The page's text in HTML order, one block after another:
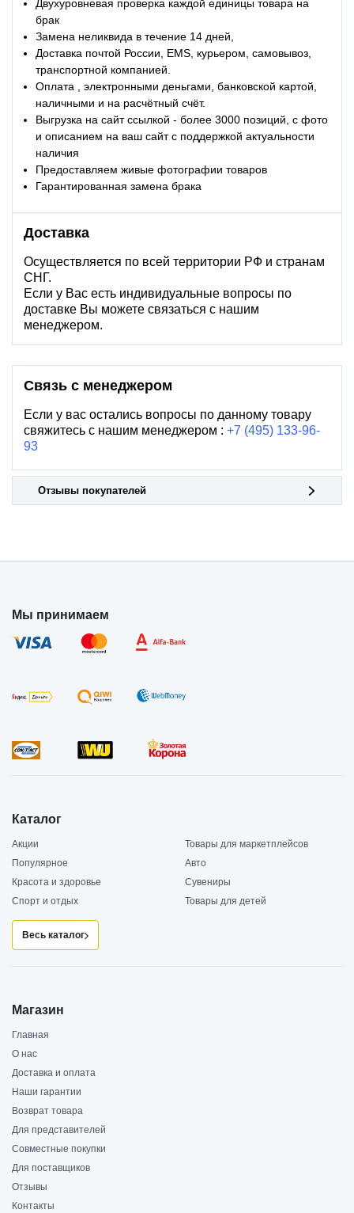
Двухуровневая проверка каждой единицы товара на
брак
Замена неликвида в течение 14 дней,
Доставка почтой России, EMS, курьером, самовывоз,
транспортной компанией.
Оплата , электронными деньгами, банковской картой,
наличными и на расчётный счёт.
Выгрузка на сайт ссылкой - более 3000 позиций, с фото
и описанием на ваш сайт с поддержкой актуальности
наличия
Предоставляем живые фотографии товаров
Гарантированная замена брака
Доставка
Осуществляется по всей территории РФ и странам
СНГ.
Если у Вас есть индивидуальные вопросы по
доставке Вы можете связаться с нашим
менеджером.
Связь с менеджером
Если у вас остались вопросы по данному товару
свяжитесь с нашим менеджером : +7 (495) 133-96-
93
Отзывы покупателей
Мы принимаем
Каталог
Акции
Товары для маркетплейсов
Популярное
Авто
Красота и здоровье
Сувениры
Спорт и отдых
Товары для детей
Весь каталог
Магазин
Главная
О нас
Доставка и оплата
Наши гарантии
Возврат товара
Для представителей
Совместные покупки
Для поставщиков
Отзывы
Контакты